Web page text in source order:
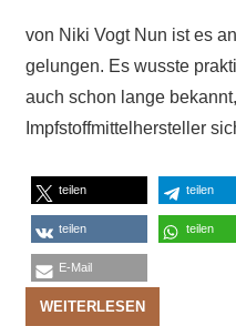
von Niki Vogt Nun ist es
gelungen. Es wusste
auch schon lange
Impfstoffmittelhersteller
teilen teilen
teilen teilen
E-Mail
WEITERLESEN